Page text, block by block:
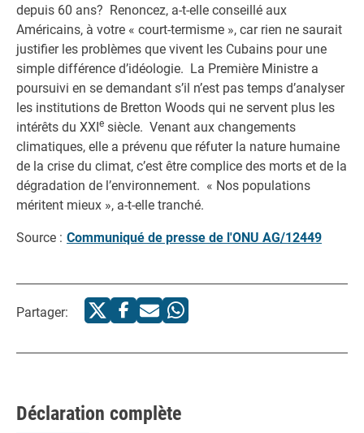
depuis 60 ans? Renoncez, a-t-elle conseillé aux
Américains, à votre « court-termisme », car rien ne saurait
justifier les problèmes que vivent les Cubains pour une
simple différence d’idéologie. La Première Ministre a
poursuivi en se demandant s’il n’est pas temps d’analyser
les institutions de Bretton Woods qui ne servent plus les
intérêts du XXI e siècle. Venant aux changements
climatiques, elle a prévenu que réfuter la nature humaine
de la crise du climat, c’est être complice des morts et de la
dégradation de l’environnement. « Nos populations
méritent mieux », a-t-elle tranché.
Source : Communiqué de presse de l'ONU AG/12449
Partager:
Déclaration complète